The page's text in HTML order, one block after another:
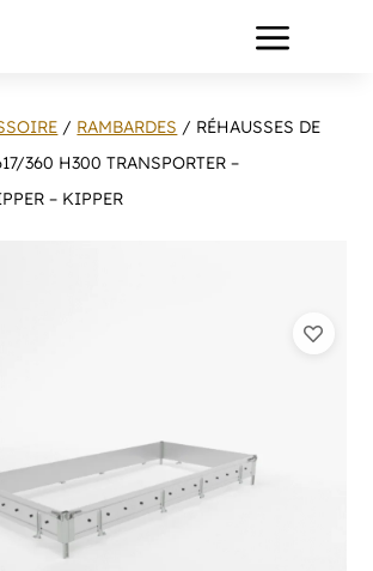
a
/ RAMBARDES / RÉHAUSSES DE
360 H300 TRANSPORTER –
– KIPPER